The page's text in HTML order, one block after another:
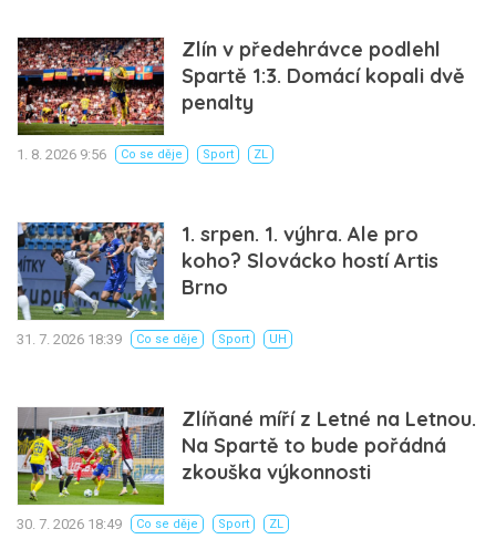
Zlín v předehrávce podlehl
Spartě 1:3. Domácí kopali dvě
penalty
1. 8. 2026 9:56 Co se děje Sport ZL
1. srpen. 1. výhra. Ale pro
koho? Slovácko hostí Artis
Brno
31. 7. 2026 18:39 Co se děje Sport UH
Zlíňané míří z Letné na Letnou.
Na Spartě to bude pořádná
zkouška výkonnosti
30. 7. 2026 18:49 Co se děje Sport ZL